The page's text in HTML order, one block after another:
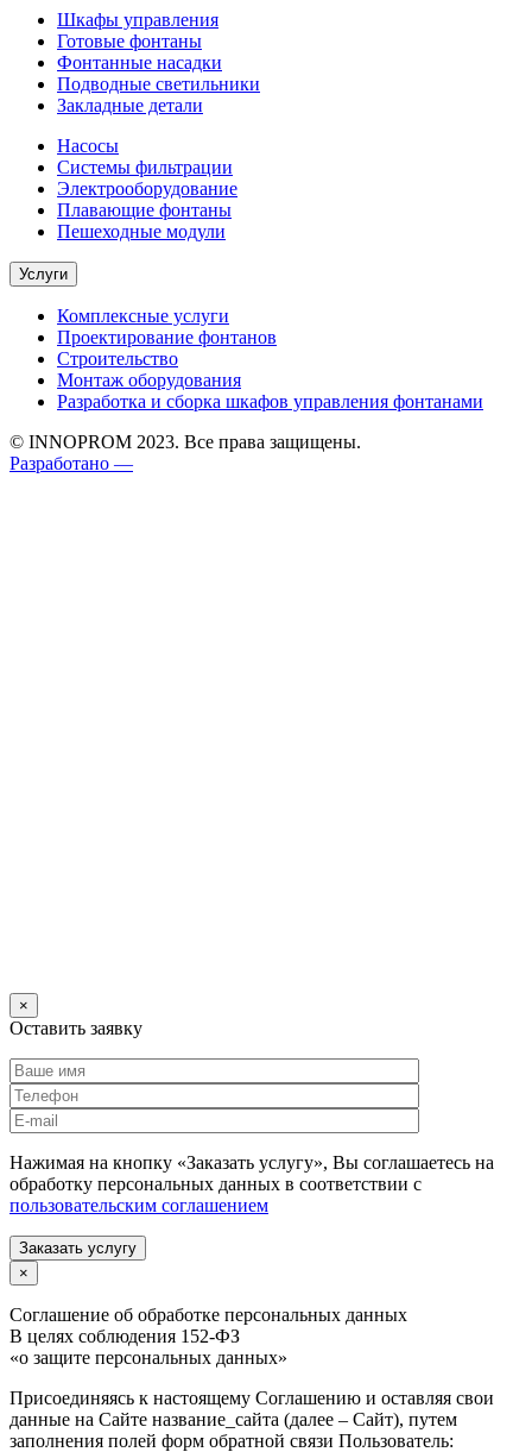
Шкафы управления
Готовые фонтаны
Фонтанные насадки
Подводные светильники
Закладные детали
Насосы
Системы фильтрации
Электрооборудование
Плавающие фонтаны
Пешеходные модули
Услуги
Комплексные услуги
Проектирование фонтанов
Строительство
Монтаж оборудования
Разработка и сборка шкафов управления фонтанами
© INNOPROM 2023. Все права защищены.
Разработано —
×
Оставить заявку
Нажимая на кнопку «Заказать услугу», Вы соглашаетесь на
обработку персональных данных в соответствии с
пользовательским соглашением
Заказать услугу
×
Соглашение об обработке персональных данных
В целях соблюдения 152-ФЗ
«о защите персональных данных»
Присоединяясь к настоящему Соглашению и оставляя свои
данные на Сайте название_сайта (далее – Сайт), путем
заполнения полей форм обратной связи Пользователь: